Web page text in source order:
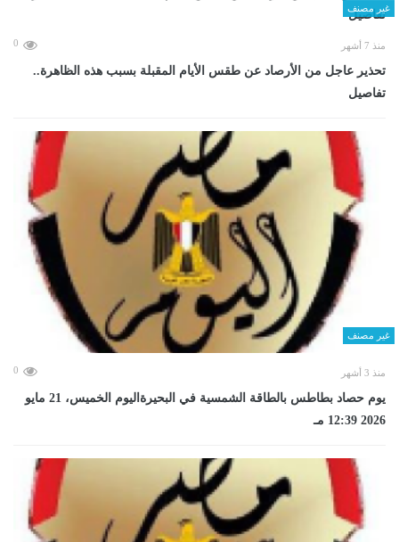
غير مصنف
منذ 7 أشهر 0
تحذير عاجل من الأرصاد عن طقس الأيام المقبلة بسبب هذه الظاهرة..
تفاصيل
غير مصنف
منذ 3 أشهر 0
يوم حصاد بطاطس بالطاقة الشمسية في البحيرةاليوم الخميس، 21 مايو
2026 12:39 مـ